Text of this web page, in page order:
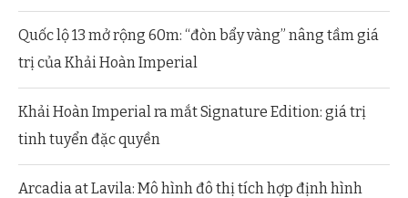
Quốc lộ 13 mở rộng 60m: “đòn bẩy vàng” nâng tầm giá
trị của Khải Hoàn Imperial
Khải Hoàn Imperial ra mắt Signature Edition: giá trị
tinh tuyển đặc quyền
Arcadia at Lavila: Mô hình đô thị tích hợp định hình